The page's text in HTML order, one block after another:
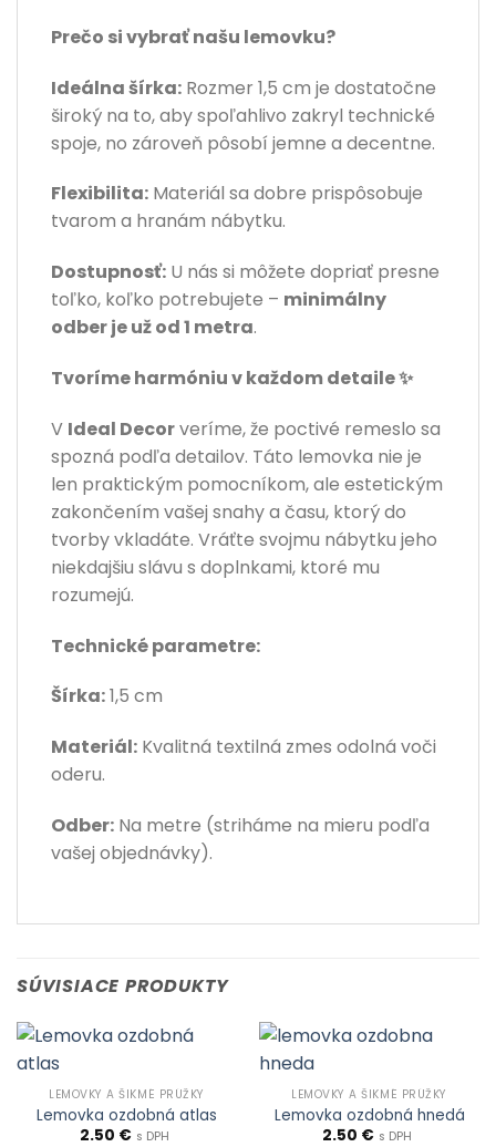
Prečo si vybrať našu lemovku?
Ideálna šírka: Rozmer 1,5 cm je dostatočne
široký na to, aby spoľahlivo zakryl technické
spoje, no zároveň pôsobí jemne a decentne.
Flexibilita: Materiál sa dobre prispôsobuje
tvarom a hranám nábytku.
Dostupnosť: U nás si môžete dopriať presne
toľko, koľko potrebujete – minimálny
odber je už od 1 metra.
Tvoríme harmóniu v každom detaile ✨
V Ideal Decorveríme, že poctivé remeslo sa
spozná podľa detailov. Táto lemovka nie je
len praktickým pomocníkom, ale estetickým
zakončením vašej snahy a času, ktorý do
tvorby vkladáte. Vráťte svojmu nábytku jeho
niekdajšiu slávu s doplnkami, ktoré mu
rozumejú.
Technické parametre:
Šírka:1,5 cm
Materiál: Kvalitná textilná zmes odolná voči
oderu.
Odber: Na metre (striháme na mieru podľa
vašej objednávky).
SÚVISIACE PRODUKTY
LEMOVKY A ŠIKMÉ PRÚŽKY
Lemovka ozdobná atlas
2.50 € s DPH
LEMOVKY A ŠIKMÉ PRÚŽKY
Lemovka ozdobná hnedá
2.50 € s DPH